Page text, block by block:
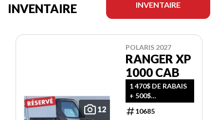
INVENTAIRE
INVENTAIRE
12
POLARIS 2027
RANGER XP
1000 CAB
1 470$ DE RABAIS
+ 500$
D'ACCESSOIRES
GRATUITS!
10685